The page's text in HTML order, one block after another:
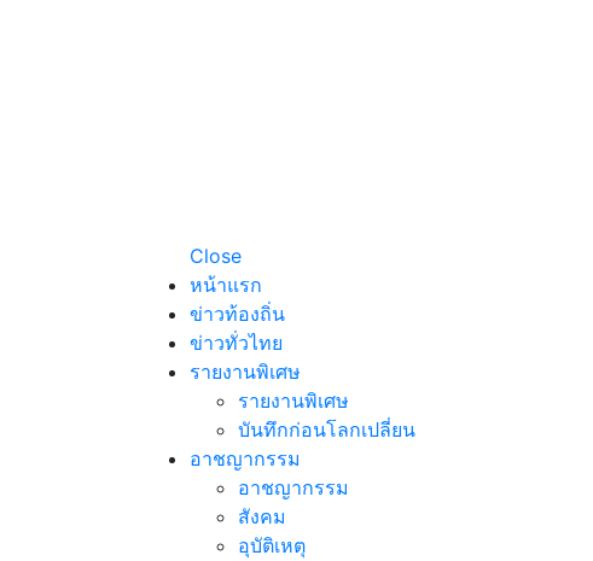
Close
หน้าแรก
ข่าวท้องถิ่น
ข่าวทั่วไทย
รายงานพิเศษ
รายงานพิเศษ
บันทึกก่อนโลกเปลี่ยน
อาชญากรรม
อาชญากรรม
สังคม
อุบัติเหตุ